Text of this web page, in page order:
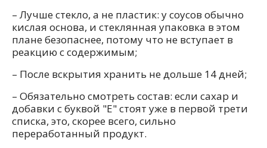
– Лучше стекло, а не пластик: у соусов обычно
кислая основа, и стеклянная упаковка в этом
плане безопаснее, потому что не вступает в
реакцию с содержимым;
– После вскрытия хранить не дольше 14 дней;
– Обязательно смотреть состав: если сахар и
добавки с буквой "Е" стоят уже в первой трети
списка, это, скорее всего, сильно
переработанный продукт.